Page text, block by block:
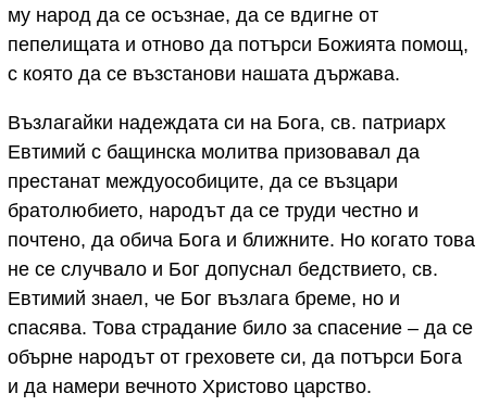
му народ да се осъзнае, да се вдигне от
пепелищата и отново да потърси Божията помощ,
с която да се възстанови нашата държава.
Възлагайки надеждата си на Бога, св. патриарх
Евтимий с бащинска молитва призовавал да
престанат междуособиците, да се възцари
братолюбието, народът да се труди честно и
почтено, да обича Бога и ближните. Но когато това
не се случвало и Бог допуснал бедствието, св.
Евтимий знаел, че Бог възлага бреме, но и
спасява. Това страдание било за спасение – да се
обърне народът от греховете си, да потърси Бога
и да намери вечното Христово царство.